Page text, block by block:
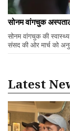
सोनम वांगचुक
सोनम वांगचुक की
संसद की ओर मार्च को
Latest